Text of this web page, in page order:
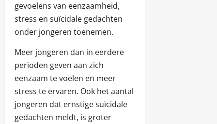
gevoelens van eenzaamheid,
stress en suïcidale gedachten
onder jongeren toenemen.
Meer jongeren dan in eerdere
perioden geven aan zich
eenzaam te voelen en meer
stress te ervaren. Ook het aantal
jongeren dat ernstige suïcidale
gedachten meldt, is groter